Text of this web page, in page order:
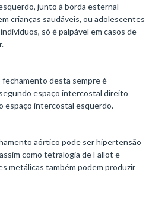
junto à borda esternal
crianças saudáveis, ou adolescentes
só é palpável em casos de
fechamento desta sempre é
espaço intercostal direito
espaço intercostal esquerdo.
aórtico pode ser hipertensão
como tetralogia de Fallot e
metálicas também podem produzir